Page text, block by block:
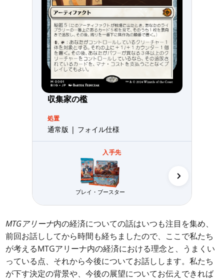
収集家の檻
処置
通常版 | フォイル仕様
入手先
プレイ・ブースター
MTGアリーナ内の経済についての話はいつも注目を集め、
前回お話ししてから時間も経ちましたので、ここで私たち
が考えるMTGアリーナ内の経済における理念と、うまくい
っている点、それから今後についてお話しします。私たち
が下す決定の背景や、今後の展望についてお伝えできれば